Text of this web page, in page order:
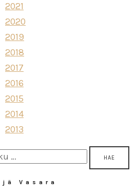
2021
2020
2019
2018
2017
2016
2015
2014
2013
Vasara